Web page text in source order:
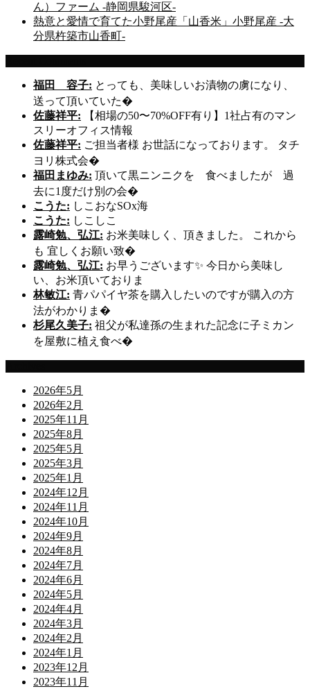
ん）ファーム -静岡県駿河区-
熱意と愛情で育てた小野尾産「山香米」小野尾産 -大
分県杵築市山香町-
福田 容子: とっても、美味しいお漬物の虜になり、
送って頂いていた�
佐藤祥平: 【相場の50〜70%OFF有り】1社占有のマン
スリーオフィス情報
佐藤祥平: ご担当者様 お世話になっております。 タチ
ヨリ株式会�
福田まゆみ: 頂いて黒ニンニクを 食べましたが 過
去に1度だけ別の会�
こうた: しこおなSOx海
こうた: しこしこ
露崎勉、弘江: お米美味しく、頂きました。 これから
も 宜しくお願い致�
露崎勉、弘江: お早うございます✨ 今日から美味し
い、お米頂いておりま
林敏江: 青パパイヤ茶を購入したいのですが購入の方
法がわかりま�
杉尾久美子: 祖父が私達孫の生まれた記念に子ミカン
を屋敷に植え食べ�
2026年5月
2026年2月
2025年11月
2025年8月
2025年5月
2025年3月
2025年1月
2024年12月
2024年11月
2024年10月
2024年9月
2024年8月
2024年7月
2024年6月
2024年5月
2024年4月
2024年3月
2024年2月
2024年1月
2023年12月
2023年11月